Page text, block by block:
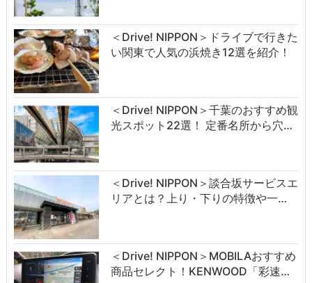
＜Drive! NIPPON＞ドライブで行きた
い関東で人気の浜焼き12選を紹介！
＜Drive! NIPPON＞千葉のおすすめ観
光スポット22選！ 定番名所から穴…
＜Drive! NIPPON＞談合坂サービスエ
リアとは？上り・下りの特徴や一…
＜Drive! NIPPON＞MOBILAおすすめ
商品セレクト！KENWOOD「彩速…